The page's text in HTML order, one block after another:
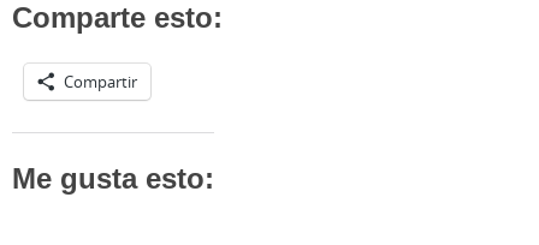
Comparte esto:
Compartir
Me gusta esto: